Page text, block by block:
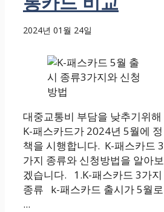
2024년 01월 24일
대중교통비 부담을 낮추기위해
K-패스카드가 2024년 5월에 정
책을 시행합니다. K-패스카드 3
가지 종류와 신청방법을 알아보
겠습니다. 1.K-패스카드 3가지
종류 k-패스카드 출시가 5월로
...